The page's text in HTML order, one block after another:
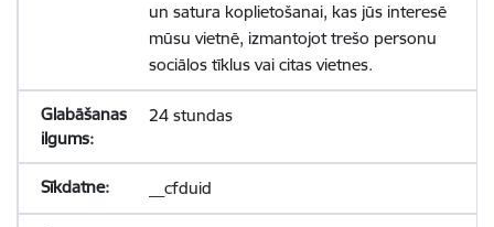
un satura koplietošanai, kas jūs interesē
mūsu vietnē, izmantojot trešo personu
sociālos tīklus vai citas vietnes.
24 stundas
__cfduid